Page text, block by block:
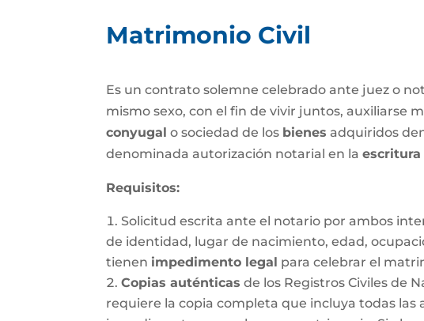
Matrimonio Civil
Es un contrato solemne celebrado ante juez o
mismo sexo, con el fin de vivir juntos,
conyugal o sociedad de los bienes adquiridos
denominada autorización notarial en la
Requisitos:
Solicitud escrita ante el notario por ambos
de identidad, lugar de nacimiento, edad,
tienen impedimento legal para celebrar el
Copias auténticas de los Registros Civiles de
requiere la copia completa que incluya todas